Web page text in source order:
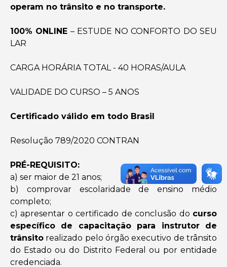
operam no trânsito e no transporte.
100% ONLINE – ESTUDE NO CONFORTO DO SEU
LAR
CARGA HORÁRIA TOTAL - 40 HORAS/AULA
VALIDADE DO CURSO – 5 ANOS
Certificado válido em todo Brasil
Resolução 789/2020 CONTRAN
PRÉ-REQUISITO:
a) ser maior de 21 anos;
b) comprovar escolaridade de ensino médio
completo;
c) apresentar o certificado de conclusão do curso
específico de capacitação para instrutor de
trânsito realizado pelo órgão executivo de trânsito
do Estado ou do Distrito Federal ou por entidade
credenciada.